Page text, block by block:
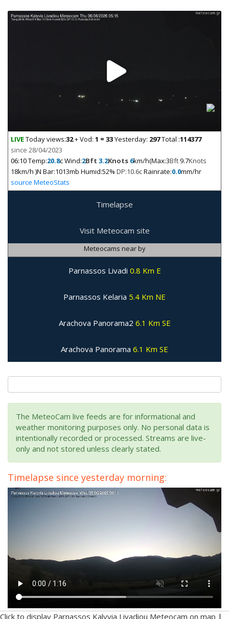
LIVEToday views:32+ Vod: 1 = 33Yesterday: 297Total :114377
since 28/04/2023
06:10Temp:20.8c Wind:2Bft 3.2Knots 6km/h(Max:3Bft9.7Knots
18km/h )N Bar:1013mb Humid:52% DP:10.6cRainrate:0.0mm/hr
source MeteoStats
Timelapse
Visit Meteocam site
Meteocams near by
Parnassos Livadi 0.8 Km E
Parnassos Kelaria 5.4 Km NE
Arachova Panorama2 6.1 Km SE
Arachova Panorama 6.1 Km SE
The MeteoCam live feeds are for informational and
weather monitoring purposes only. No personal data is
intentionally recorded or processed. Streams are live-
only and not stored unless clearly stated.
Timelapse since yesterday morning:
Click to display Parnassos Kalyvia Livadiou Meteocam on map |